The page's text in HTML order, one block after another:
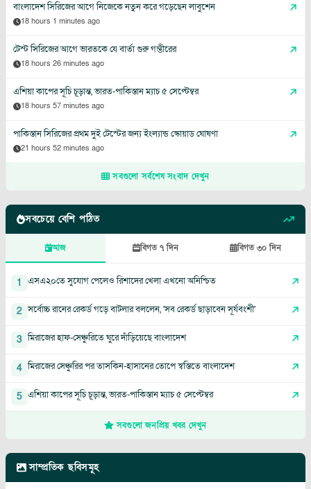
বাংলাদেশ সিরিজের আগে নিজেকে নতুন করে গড়েছেন লাবুশেন
18 hours 1 minutes ago
টেস্ট সিরিজের আগে ভারতকে যে বার্তা গুরু গম্ভীরের
18 hours 26 minutes ago
এশিয়া কাপের সূচি চূড়ান্ত, ভারত-পাকিস্তান ম্যাচ ৫ সেপ্টেম্বর
18 hours 57 minutes ago
পাকিস্তান সিরিজের প্রথম দুই টেস্টের জন্য ইংল্যান্ড স্কোয়াড ঘোষণা
21 hours 52 minutes ago
সবগুলো সর্বশেষ সংবাদ দেখুন
সবচেয়ে বেশি পঠিত
আজ বিগত ৭ দিন বিগত ৩০ দিন
1 এসএ২০তে সুযোগ পেলেও রিশাদের খেলা এখনো অনিশ্চিত
2 সর্বোচ্চ রানের রেকর্ড গড়ে বাটলার বললেন, 'সব রেকর্ড ছাড়াবেন সূর্যবংশী'
3 মিরাজের হাফ-সেঞ্চুরিতে ঘুরে দাঁড়িয়েছে বাংলাদেশ
4 মিরাজের সেঞ্চুরির পর তাসকিন-হাসানের তোপে স্বস্তিতে বাংলাদেশ
5 এশিয়া কাপের সূচি চূড়ান্ত, ভারত-পাকিস্তান ম্যাচ ৫ সেপ্টেম্বর
সবগুলো জনপ্রিয় খবর দেখুন
সাম্প্রতিক ছবিসমূহ